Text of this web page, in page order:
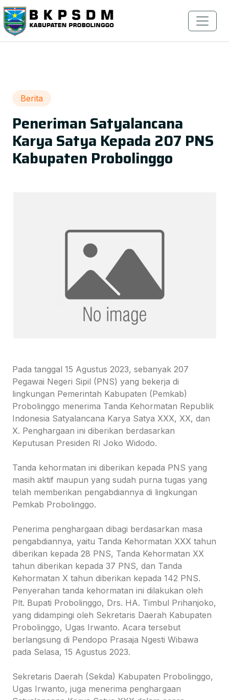
Berita
Peneriman Satyalancana
Karya Satya Kepada 207 PNS
Kabupaten Probolinggo
Pada tanggal 15 Agustus 2023, sebanyak 207
Pegawai Negeri Sipil (PNS) yang bekerja di
lingkungan Pemerintah Kabupaten (Pemkab)
Probolinggo menerima Tanda Kehormatan Republik
Indonesia Satyalancana Karya Satya XXX, XX, dan
X. Penghargaan ini diberikan berdasarkan
Keputusan Presiden RI Joko Widodo.
Tanda kehormatan ini diberikan kepada PNS yang
masih aktif maupun yang sudah purna tugas yang
telah memberikan pengabdiannya di lingkungan
Pemkab Probolinggo.
Penerima penghargaan dibagi berdasarkan masa
pengabdiannya, yaitu Tanda Kehormatan XXX tahun
diberikan kepada 28 PNS, Tanda Kehormatan XX
tahun diberikan kepada 37 PNS, dan Tanda
Kehormatan X tahun diberikan kepada 142 PNS.
Penyerahan tanda kehormatan ini dilakukan oleh
Plt. Bupati Probolinggo, Drs. HA. Timbul Prihanjoko,
yang didampingi oleh Sekretaris Daerah Kabupaten
Probolinggo, Ugas Irwanto. Acara tersebut
berlangsung di Pendopo Prasaja Ngesti Wibawa
pada Selasa, 15 Agustus 2023.
Sekretaris Daerah (Sekda) Kabupaten Probolinggo,
Ugas Irwanto, juga menerima penghargaan